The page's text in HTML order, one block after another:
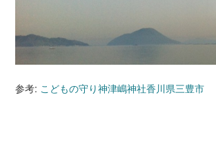
参考: こどもの守り神津嶋神社香川県三豊市